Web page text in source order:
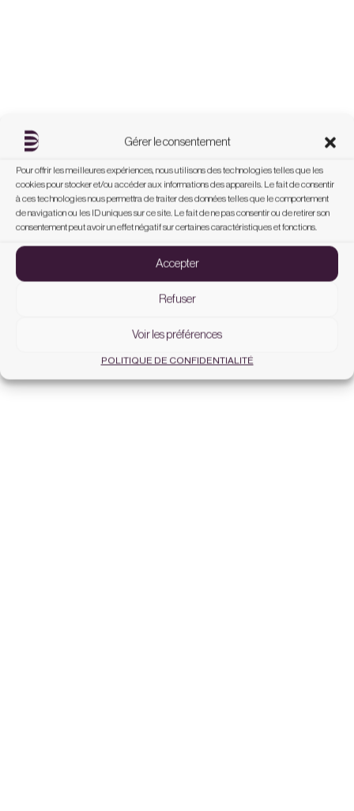
Gérer le consentement
Pour offrir les meilleures expériences, nous utilisons des technologies telles que les
cookies pour stocker et/ou accéder aux informations des appareils. Le fait de consentir
à ces technologies nous permettra de traiter des données telles que le comportement
de navigation ou les ID uniques sur ce site. Le fait de ne pas consentir ou de retirer son
consentement peut avoir un effet négatif sur certaines caractéristiques et fonctions.
Accepter
Refuser
Voir les préférences
POLITIQUE DE CONFIDENTIALITÉ